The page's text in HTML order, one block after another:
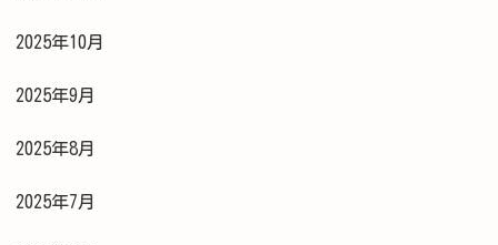
2025年10月
2025年9月
2025年8月
2025年7月